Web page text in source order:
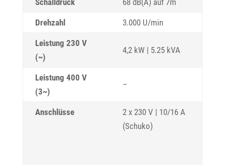
Drehzahl
3.000 U/min
Leistung 230 V
(~)
4,2 kW | 5.25 kVA
Leistung 400 V
(3~)
–
Anschlüsse
2 x 230 V | 10/16 A
(Schuko)